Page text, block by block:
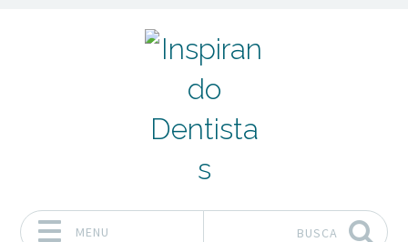
MENU BUSCA